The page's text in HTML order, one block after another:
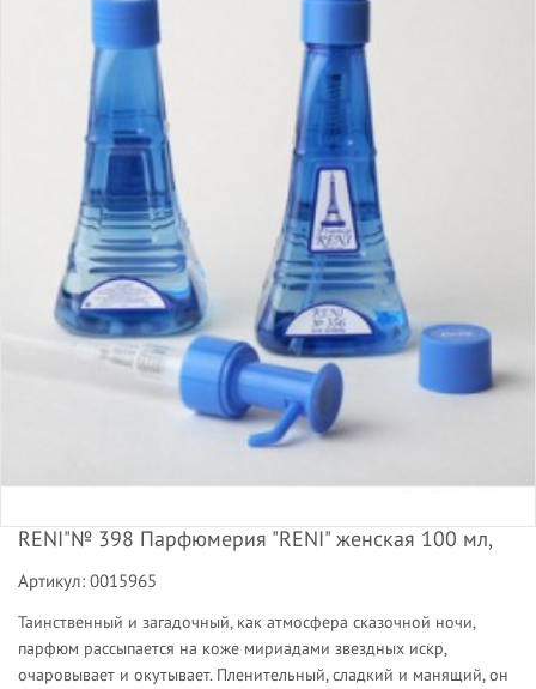
RENI"№ 398 Парфюмерия "RENI" женская 100 мл,
Артикул: 0015965
Таинственный и загадочный, как атмосфера сказочной ночи,
парфюм рассыпается на коже мириадами звездных искр,
очаровывает и окутывает. Пленительный, сладкий и манящий, он